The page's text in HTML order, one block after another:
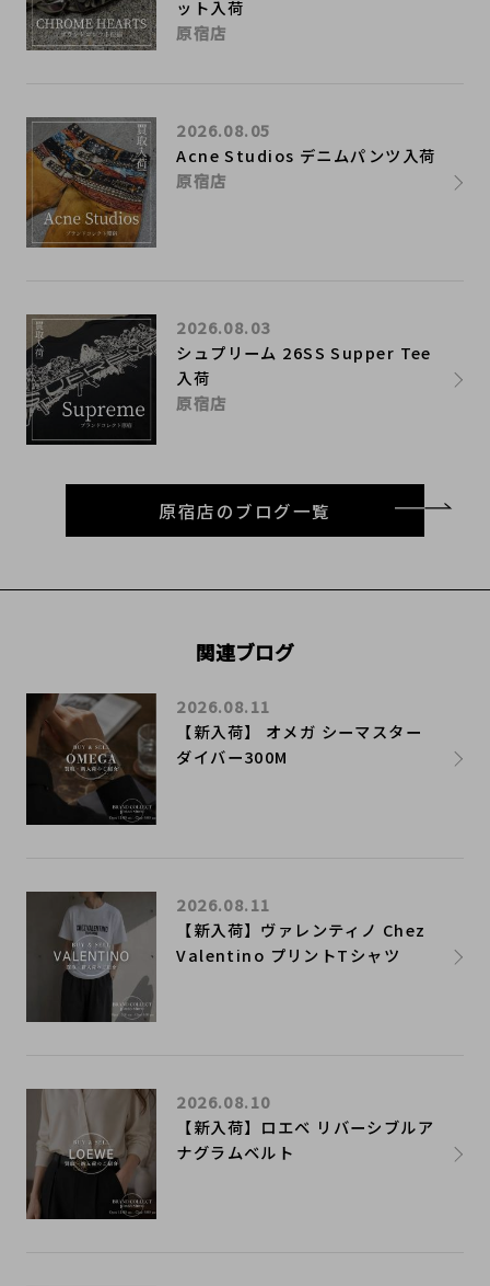
ット入荷
原宿店
Acne Studios デニムパンツ入荷
2026.08.05
原宿店
シュプリーム 26SS Supper Tee
入荷
2026.08.03
原宿店
原宿店のブログ一覧
関連ブログ
【新入荷】 オメガ シーマスター
ダイバー300M
2026.08.11
【新入荷】ヴァレンティノ Chez
Valentino プリントTシャツ
2026.08.11
【新入荷】ロエベ リバーシブルア
ナグラムベルト
2026.08.10